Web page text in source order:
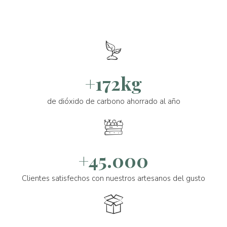
+172kg
de dióxido de carbono ahorrado al año
+45.000
Clientes satisfechos con nuestros artesanos del gusto